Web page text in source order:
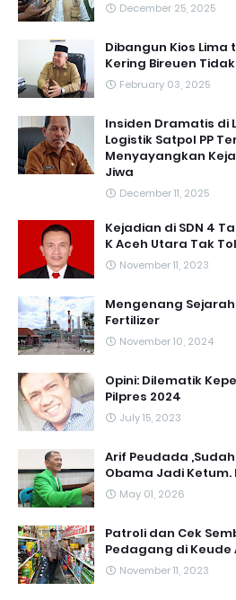
December 25, 2025
Dibangun Kios
Kering Bireuen
February 03, 2025
Insiden Dramatis di
Logistik Satpol PP
Menyayangkan
Jiwa
December 11, 2025
Kejadian di SDN 4
K Aceh Utara Tak
November 11, 2023
Mengenang Sejarah
Fertilizer
November 10, 2024
Opini: Dilematik
Pilpres 2024
July 15, 2023
Arif Peudada
Obama Jadi Ketum.
May 01, 2026
Patroli dan Cek
Pedagang di Keude
November 11, 2023